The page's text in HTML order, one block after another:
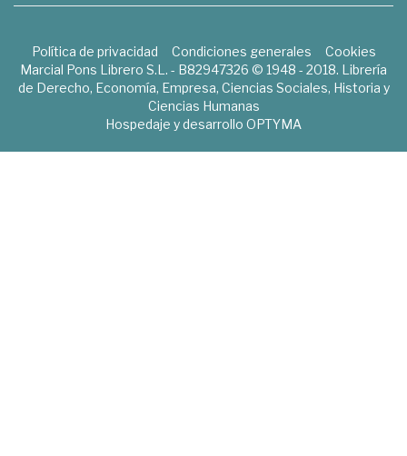
Política de privacidad Condiciones generales
Cookies
Marcial Pons Librero S.L. - B82947326 © 1948 - 2018. Librería
de Derecho, Economía, Empresa, Ciencias Sociales, Historia y
Ciencias Humanas
Hospedaje y desarrollo OPTYMA